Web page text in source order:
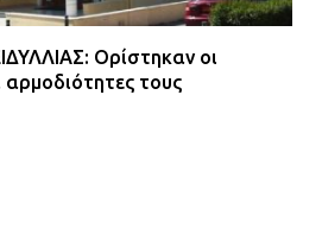
Ορίστηκαν οι
αρμοδιότητες τους